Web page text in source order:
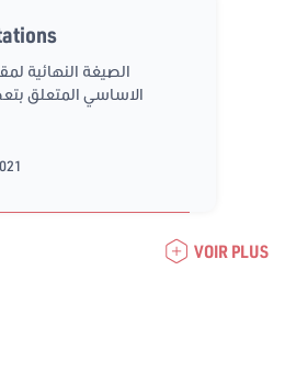
الصيغة النهائية
الاساسي المتعلق
VOIR PLUS